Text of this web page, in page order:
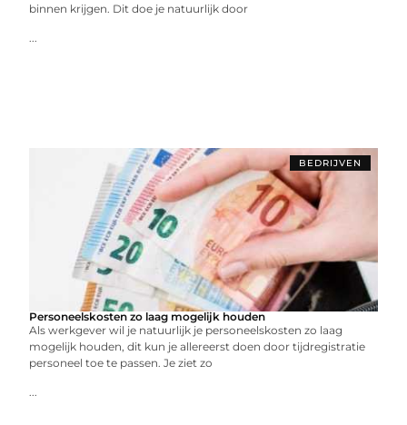
binnen krijgen. Dit doe je natuurlijk door
...
BEDRIJVEN
Personeelskosten zo laag mogelijk houden
Als werkgever wil je natuurlijk je personeelskosten zo laag
mogelijk houden, dit kun je allereerst doen door tijdregistratie
personeel toe te passen. Je ziet zo
...